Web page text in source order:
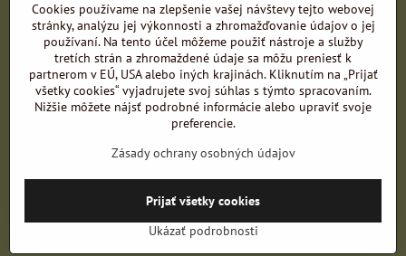
Duchovná správa
Univerzitnej nemocnice Martin
Kollárova 4248/2, Martin, 03601, Slovenská republika
Telefón:+421 908 479 735E-mail:dsunm@dsunm.sk
SK94 0200 0000 0025 3954 8853
©2026Copyright
Predvoľby súkromiaZásady ochrany osobných údajov
Vytvorené pomocou:BiznisWeb.sk
Cookies používame na zlepšenie vašej návštevy tejto webovej
stránky, analýzu jej výkonnosti a zhromažďovanie údajov o jej
používaní. Na tento účel môžeme použiť nástroje a služby
tretích strán a zhromaždené údaje sa môžu preniesť k
partnerom v EÚ, USA alebo iných krajinách. Kliknutím na „Prijať
všetky cookies“ vyjadrujete svoj súhlas s týmto spracovaním.
Nižšie môžete nájsť podrobné informácie alebo upraviť svoje
preferencie.
Zásady ochrany osobných údajov
Ukázať podrobnosti
Prijať všetky cookies